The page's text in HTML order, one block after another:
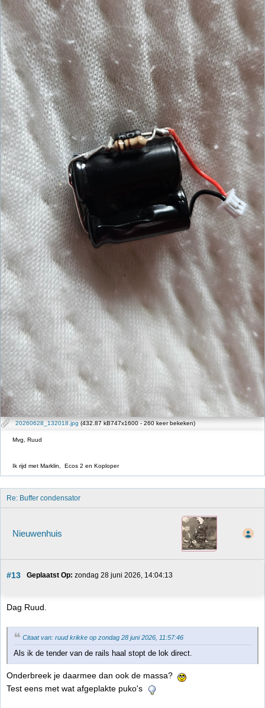
20260628_132018.jpg (432.87 kB747x1600 - 260 keer bekeken)
Mvg, Ruud
Ik rijd met Marklin, Ecos 2 en Koploper
Re: Buffer condensator
Nieuwenhuis
#13 Geplaatst Op: zondag 28 juni 2026, 14:04:13
Dag Ruud.
Citaat van: ruud krikke op zondag 28 juni 2026, 11:57:46
Als ik de tender van de rails haal stopt de lok direct.
Onderbreek je daarmee dan ook de massa?
Test eens met wat afgeplakte puko's